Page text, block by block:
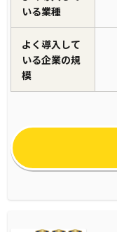
いる業種
よく導入して
いる企業の規
模